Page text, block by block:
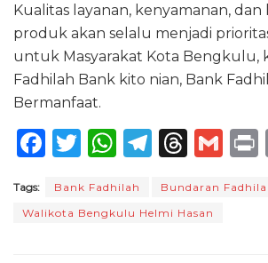
Kualitas layanan, kenyamanan,
produk akan selalu menjadi
untuk Masyarakat Kota Bengkulu,
Fadhilah Bank kito nian, Bank
Bermanfaat.
F
c
e
T
it
te
W
a
ts
T
e
g
T
re
a
G
ai
Tags: Bank Fadhilah
Bundaran
Walikota Bengkulu Helmi Hasan